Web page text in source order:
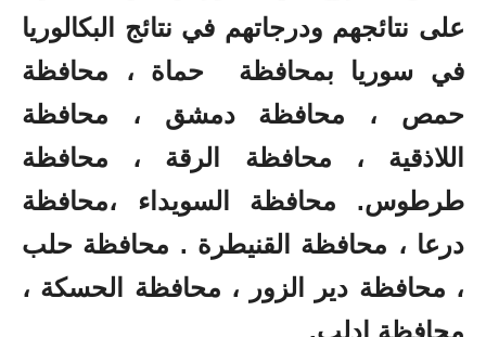
على نتائجهم ودرجاتهم في نتائج البكالوريا
في سوريا بمحافظة حماة ، محافظة
حمص ، محافظة دمشق ، محافظة
اللاذقية ، محافظة الرقة ، محافظة
طرطوس. محافظة السويداء ،محافظة
درعا ، محافظة القنيطرة . محافظة حلب
، محافظة دير الزور ، محافظة الحسكة ،
محافظة ادلب.